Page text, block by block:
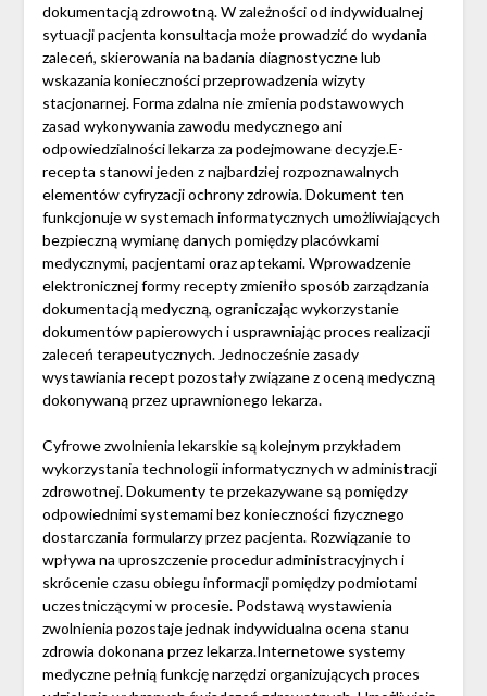
dokumentacją zdrowotną. W zależności od indywidualnej
sytuacji pacjenta konsultacja może prowadzić do wydania
zaleceń, skierowania na badania diagnostyczne lub
wskazania konieczności przeprowadzenia wizyty
stacjonarnej. Forma zdalna nie zmienia podstawowych
zasad wykonywania zawodu medycznego ani
odpowiedzialności lekarza za podejmowane decyzje.E-
recepta stanowi jeden z najbardziej rozpoznawalnych
elementów cyfryzacji ochrony zdrowia. Dokument ten
funkcjonuje w systemach informatycznych umożliwiających
bezpieczną wymianę danych pomiędzy placówkami
medycznymi, pacjentami oraz aptekami. Wprowadzenie
elektronicznej formy recepty zmieniło sposób zarządzania
dokumentacją medyczną, ograniczając wykorzystanie
dokumentów papierowych i usprawniając proces realizacji
zaleceń terapeutycznych. Jednocześnie zasady
wystawiania recept pozostały związane z oceną medyczną
dokonywaną przez uprawnionego lekarza.
Cyfrowe zwolnienia lekarskie są kolejnym przykładem
wykorzystania technologii informatycznych w administracji
zdrowotnej. Dokumenty te przekazywane są pomiędzy
odpowiednimi systemami bez konieczności fizycznego
dostarczania formularzy przez pacjenta. Rozwiązanie to
wpływa na uproszczenie procedur administracyjnych i
skrócenie czasu obiegu informacji pomiędzy podmiotami
uczestniczącymi w procesie. Podstawą wystawienia
zwolnienia pozostaje jednak indywidualna ocena stanu
zdrowia dokonana przez lekarza.Internetowe systemy
medyczne pełnią funkcję narzędzi organizujących proces